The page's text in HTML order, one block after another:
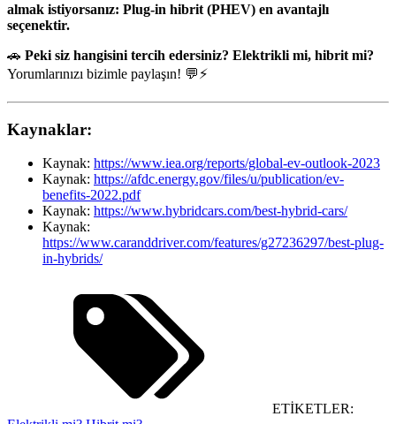
almak istiyorsanız: Plug-in hibrit (PHEV) en avantajlı
seçenektir.
🚗 Peki siz hangisini tercih edersiniz? Elektrikli mi, hibrit mi?
Yorumlarınızı bizimle paylaşın! 💬⚡
Kaynaklar:
Kaynak: https://www.iea.org/reports/global-ev-outlook-2023
Kaynak: https://afdc.energy.gov/files/u/publication/ev-
benefits-2022.pdf
Kaynak: https://www.hybridcars.com/best-hybrid-cars/
Kaynak:
https://www.caranddriver.com/features/g27236297/best-plug-
in-hybrids/
ETİKETLER: